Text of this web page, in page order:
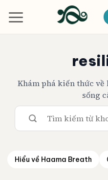
qua
Khám phá kiến thức về
sống
Hiểu về Haama Breath